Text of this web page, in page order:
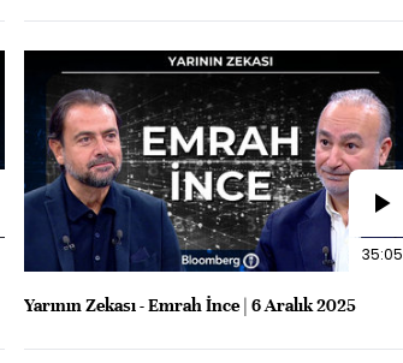
35:05
Yarının Zekası - Emrah İnce | 6 Aralık 2025